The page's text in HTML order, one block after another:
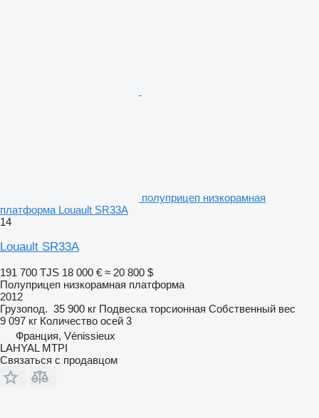
полуприцеп низкорамная
платформа Louault SR33A
14
Louault SR33A
191 700 TJS 18 000 € ≈ 20 800 $
Полуприцеп низкорамная платформа
2012
Грузопод. 35 900 кг Подвеска торсионная Собственный вес
9 097 кг Количество осей 3
Франция, Vénissieux
LAHYAL MTPI
Связаться с продавцом